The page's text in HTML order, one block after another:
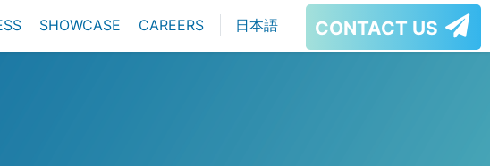
SHOWCASE CAREERS 日本語 CONTACT US